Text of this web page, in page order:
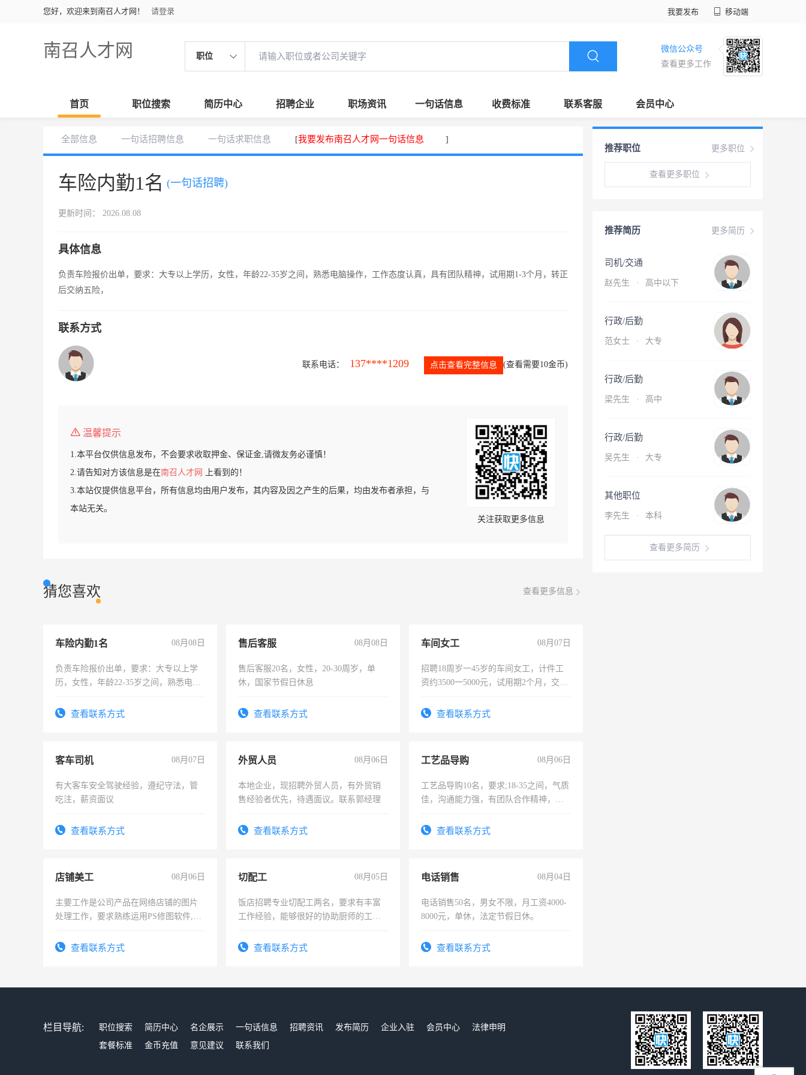
您好，欢迎来到南召人才网！ 请登录 我要发布 移动端
南召人才网 职位
微信公众号
查看更多工作
首页 职位搜索 简历中心 招聘企业 职场资讯 一句话信息 收费标准 联系客服 会员中心
全部信息 一句话招聘信息 一句话求职信息 [我要发布南召人才网一句话信息 ]
车险内勤1名 (一句话招聘)
更新时间： 2026.08.08
具体信息
负责车险报价出单，要求：大专以上学历，女性，年龄22-35岁之间，熟悉电脑操作，工作态度认真，具有团队精神，试用期1-3个月，转正
后交纳五险，
联系方式
联系电话： 137****1209 点击查看完整信息 (查看需要10金币)
温馨提示
1.本平台仅供信息发布，不会要求收取押金、保证金,请微友务必谨慎！
2.请告知对方该信息是在南召人才网
上看到的！
3.本站仅提供信息平台，所有信息均由用户发布，其内容及因之产生的后果，均由发布者承担，与
本站无关。
关注获取更多信息
猜您喜欢 查看更多信息
车险内勤1名 08月08日
负责车险报价出单，要求：大专以上学
历，女性，年龄22-35岁之间，熟悉电脑
试用期1-3个月，转正后交纳五险，
查看联系方式
售后客服 08月08日
售后客服20名，女性，20-30周岁，单
休，国家节假日休息
查看联系方式
车间女工 08月07日
招聘18周岁一45岁的车间女工，计件工
资约3500一5000元，试用期2个月，交五
查看联系方式
客车司机 08月07日
有大客车安全驾驶经验，遵纪守法，管
吃注，薪资面议
查看联系方式
外贸人员 08月06日
本地企业，现招聘外贸人员，有外贸销
售经验者优先，待遇面议。联系郭经理
查看联系方式
工艺品导购 08月06日
工艺品导购10名，要求;18-35之间，气质
佳，沟通能力强，有团队合作精神，有
查看联系方式
店铺美工 08月06日
主要工作是公司产品在网络店铺的图片
处理工作，要求熟练运用PS修图软件,工
查看联系方式
切配工 08月05日
饭店招聘专业切配工两名，要求有丰富
工作经验，能够很好的协助厨师的工
4500。查看联系方式
电话销售 08月04日
电话销售50名，男女不限，月工资4000-
8000元，单休，法定节假日休。
查看联系方式
更多职位
推荐职位
查看更多职位
更多简历
推荐简历
司机/交通
赵先生 · 高中以下
行政/后勤
范女士 · 大专
行政/后勤
梁先生 · 高中
行政/后勤
吴先生 · 大专
其他职位
李先生 · 本科
查看更多简历
栏目导航: 职位搜索 简历中心 名企展示 一句话信息 招聘资讯 发布简历 企业入驻 会员中心
法律申明
套餐标准
金币充值 意见建议 联系我们